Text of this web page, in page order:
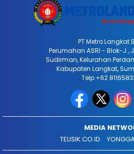
PT Metro Langkat
Perumahan ASRI - Blok-J ,
Sudirman, Kelurahan
Kabupaten Langkat,
Telp +62
MEDIA
TELISIK.CO.ID